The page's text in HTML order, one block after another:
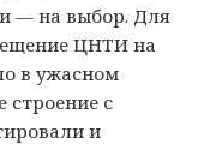
— на выбор. Для
ЦНТИ на
в ужасном
строение с
и